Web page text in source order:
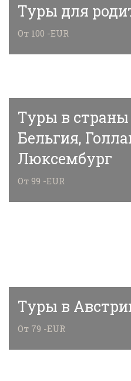
Туры для
От 100 -EUR
Туры в
Бельгия,
Люксембург
От 99 -EUR
Туры в
От 79 -EUR